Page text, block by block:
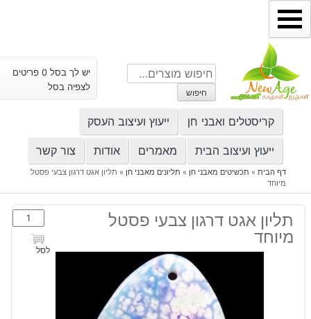
דילוג
לתוכן
חיפוש
עבור:
חיפוש
יש לך בסל 0 פריטים
לצפיה בסל
קריסטלים ואבני חן ייעוץ ועיצוב העסק
ייעוץ ועיצוב הבית מאמרים אודות צור קשר
דף הבית» תכשיטים מאבני חן » תליונים מאבני חן » תליון אגט דרגון צבעי פסטל
מיוחד
תליון אגט דרגון צבעי פסטל
מיוחד
כמות
של
תליון
לסל